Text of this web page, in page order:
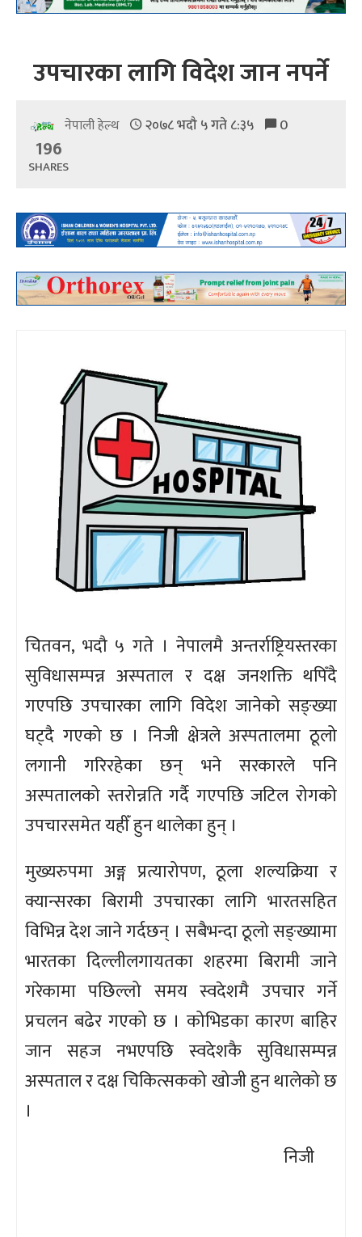
उपचारका लागि विदेश जान नपर्ने
नेपाली हेल्थ २०७८ भदौ ५ गते ८:३५ 0
196
SHARES
चितवन, भदौ ५ गते । नेपालमै अन्तर्राष्ट्रियस्तरका
सुविधासम्पन्न अस्पताल र दक्ष जनशक्ति थपिँदै
गएपछि उपचारका लागि विदेश जानेको सङ्ख्या
घट्दै गएको छ । निजी क्षेत्रले अस्पतालमा ठूलो
लगानी गरिरहेका छन् भने सरकारले पनि
अस्पतालको स्तरोन्नति गर्दै गएपछि जटिल रोगको
उपचारसमेत यहीँ हुन थालेका हुन् ।
मुख्यरुपमा अङ्ग प्रत्यारोपण, ठूला शल्यक्रिया र
क्यान्सरका बिरामी उपचारका लागि भारतसहित
विभिन्न देश जाने गर्दछन् । सबैभन्दा ठूलो सङ्ख्यामा
भारतका दिल्लीलगायतका शहरमा बिरामी जाने
गरेकामा पछिल्लो समय स्वदेशमै उपचार गर्ने
प्रचलन बढेर गएको छ । कोभिडका कारण बाहिर
जान सहज नभएपछि स्वदेशकै सुविधासम्पन्न
अस्पताल र दक्ष चिकित्सकको खोजी हुन थालेको छ
।
निजी